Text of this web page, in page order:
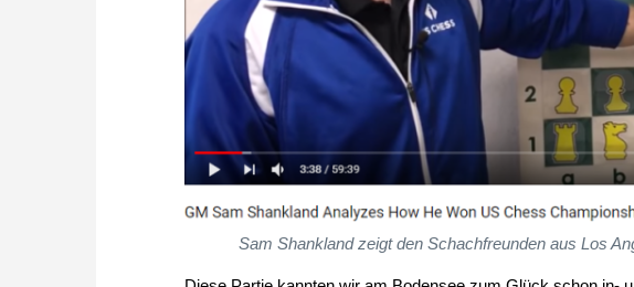
Sam Shankland zeigt den Schachfreunden aus Los